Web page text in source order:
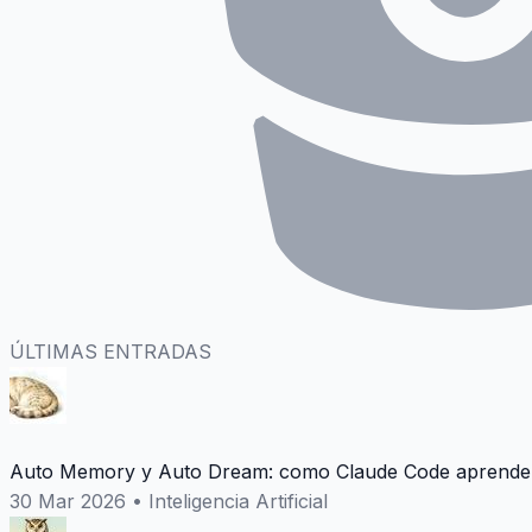
ÚLTIMAS ENTRADAS
Auto Memory y Auto Dream: como Claude Code
30 Mar 2026 • Inteligencia Artificial